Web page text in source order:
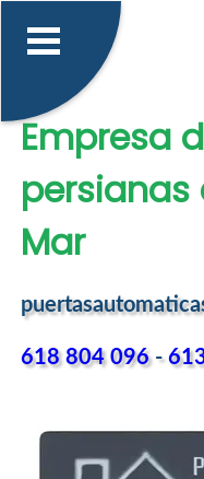
Empresa
persianas
Mar
618 804 096 -